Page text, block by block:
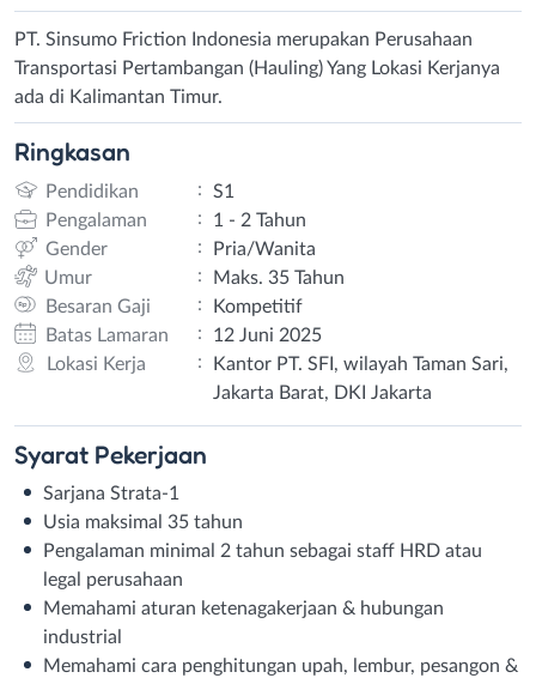
PT. Sinsumo Friction Indonesia merupakan Perusahaan
Transportasi Pertambangan (Hauling) Yang Lokasi Kerjanya
ada di Kalimantan Timur.
Ringkasan
Pendidikan :
S1
Pengalaman
:
1 - 2 Tahun
Gender
:
Pria/Wanita
Umur
:
Maks. 35 Tahun
Besaran Gaji
:
Kompetitif
Batas Lamaran
:
12 Juni 2025
Lokasi Kerja
:
Kantor PT. SFI, wilayah Taman Sari,
Jakarta Barat, DKI Jakarta
Syarat Pekerjaan
Sarjana Strata-1
Usia maksimal 35 tahun
Pengalaman minimal 2 tahun sebagai staff HRD atau
legal perusahaan
Memahami aturan ketenagakerjaan & hubungan
industrial
Memahami cara penghitungan upah, lembur, pesangon &